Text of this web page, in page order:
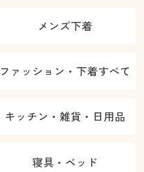
メンズ下着
ファッション・下着すべて
キッチン・雑貨・日用品
寝具・ベッド